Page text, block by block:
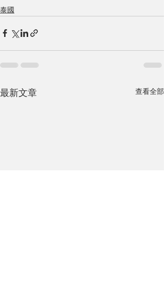
泰國
最新文章 查看全部